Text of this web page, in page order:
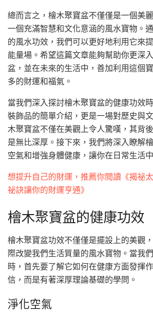
總而言之，檜木聚寶盆不僅僅是一個美
一個充滿智慧和文化意涵的風水寶物。
的風水功效，我們可以更好地利用它來
能量場。希望這篇文章能夠幫助你更深
盆，並在未來的生活中，善加利用這個
多的財運和福氣。
當我們深入探討檜木聚寶盆的健康功效
裝飾品的簡單介紹，更是一場對歷史與
木聚寶盆不僅在美觀上令人驚嘆，其背
是無比深厚。接下來，我們將深入瞭解
空氣和增強身體健康，讓你在日常生活
想提升自己的財運，推薦你閱讀《揭祕
祕訣讓你的財運亨通》
檜木聚寶盆的健康功效
檜木聚寶盆功效不僅僅是擺設上的美觀
際改變我們生活質量的風水寶物。當我
時，首先要了解它如何在健康方面發揮
信，而是有著深厚理論基礎的學問。
淨化空氣